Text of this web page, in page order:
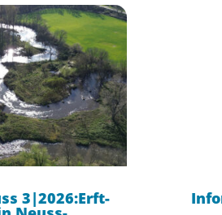
3|2026:Erft-